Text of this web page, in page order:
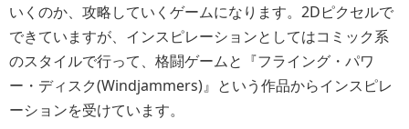
いくのか、攻略していくゲームになります。2Dピクセルで
できていますが、インスピレーションとしてはコミック系
のスタイルで行って、格闘ゲームと『フライング・パワ
ー・ディスク(Windjammers)』という作品からインスピレ
ーションを受けています。